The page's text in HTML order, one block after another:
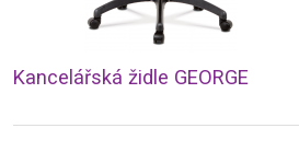
Kancelářská židle GEORGE